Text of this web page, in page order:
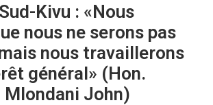
Kivu : «Nous
nous ne serons pas
nous travaillerons
général» (Hon.
Mlondani John)